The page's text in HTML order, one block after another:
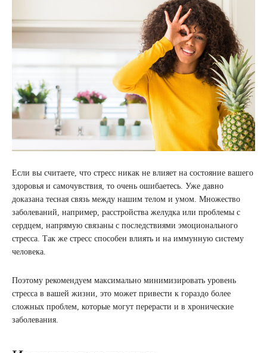
Если вы считаете, что стресс никак не влияет на состояние вашего
здоровья и самочувствия, то очень ошибаетесь. Уже давно
доказана тесная связь между нашим телом и умом. Множество
заболеваний, например, расстройства желудка или проблемы с
сердцем, напрямую связаны с последствиями эмоционального
стресса. Так же стресс способен влиять и на иммунную систему
человека.
Поэтому рекомендуем максимально минимизировать уровень
стресса в вашей жизни, это может привести к гораздо более
сложных проблем, которые могут перерасти и в хронические
заболевания.